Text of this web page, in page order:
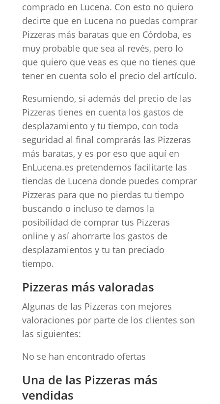
comprado en Lucena. Con esto no quiero
decirte que en Lucena no puedas comprar
Pizzeras más baratas que en Córdoba, es
muy probable que sea al revés, pero lo
que quiero que veas es que no tienes que
tener en cuenta solo el precio del artículo.
Resumiendo, si además del precio de las
Pizzeras tienes en cuenta los gastos de
desplazamiento y tu tiempo, con toda
seguridad al final comprarás las Pizzeras
más baratas, y es por eso que aquí en
EnLucena.es pretendemos facilitarte las
tiendas de Lucena donde puedes comprar
Pizzeras para que no pierdas tu tiempo
buscando o incluso te damos la
posibilidad de comprar tus Pizzeras
online y así ahorrarte los gastos de
desplazamientos y tu tan preciado
tiempo.
Pizzeras más valoradas
Algunas de las Pizzeras con mejores
valoraciones por parte de los clientes son
las siguientes:
No se han encontrado ofertas
Una de las Pizzeras más
vendidas